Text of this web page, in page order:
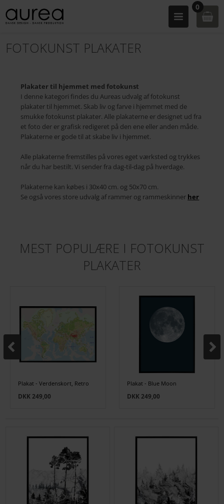
0
FOTOKUNST PLAKATER
Plakater til hjemmet med fotokunst
I denne kategori findes du Aureas udvalg af fotokunst
plakater til hjemmet. Skab liv og farve i hjemmet med de
smukke fotokunst plakater. Alle plakaterne er designet ud fra
et foto der er grafisk redigeret på den ene eller anden måde.
Plakaterne er gode til at skabe liv i hjemmet.
Alle plakaterne fremstilles på vores eget værksted og trykkes
når du har bestilt. Vi sender fra dag-til-dag på hverdage.
Plakaterne kan købes i 30x40 cm. og 50x70 cm.
Se også vores store udvalg af rammer og rammeskinner her
MEST POPULÆRE I FOTOKUNST
PLAKATER
Plakat - Verdenskort, Retro
DKK 249,00
Plakat - Blue Moon
DKK 249,00